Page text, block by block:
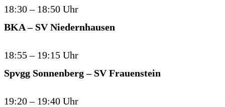
18:30 – 18:50 Uhr
BKA – SV Niedernhausen
18:55 – 19:15 Uhr
Spvgg Sonnenberg – SV Frauenstein
19:20 – 19:40 Uhr